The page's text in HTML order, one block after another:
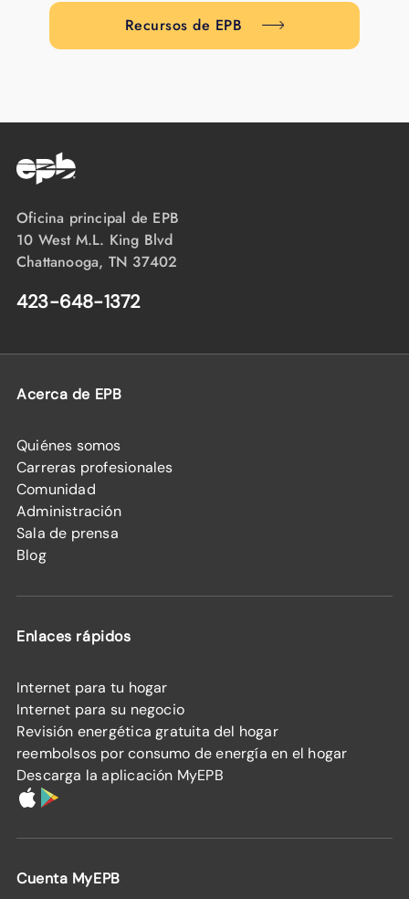
Recursos de EPB
Oficina principal de EPB
10 West M.L. King Blvd
Chattanooga, TN 37402
423-648-1372
Acerca de EPB
Quiénes somos
Carreras profesionales
Comunidad
Administración
Sala de prensa
Blog
Enlaces rápidos
Internet para tu hogar
Internet para su negocio
Revisión energética gratuita del hogar
reembolsos por consumo de energía en el hogar
Descarga la aplicación MyEPB
Cuenta MyEPB